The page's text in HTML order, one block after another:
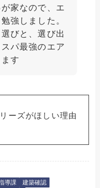
家なので、エ
強しました。
びと、選び出
パ最強のエア
す
ーズがほしい理由
導課
建築確認